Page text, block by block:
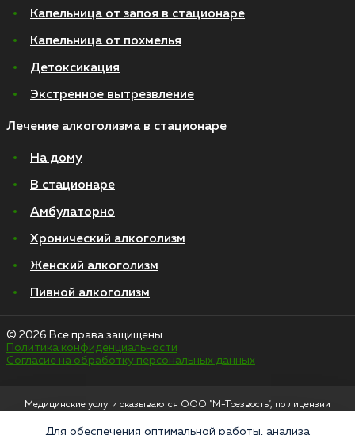
Капельница от запоя в стационаре
Капельница от похмелья
Детоксикация
Экстренное вытрезвление
Лечение алкоголизма в стационаре
На дому
В стационаре
Амбулаторно
Хронический алкоголизм
Женский алкоголизм
Пивной алкоголизм
© 2026 Все права защищены
Политика конфиденциальности
Согласие на обработку персональных данных
Медицинские услуги оказываются ООО "М-Трезвость", по лицензии
Москва, улица 8 Марта, 1с12, подъезд 1
Для обеспечения оптимальной работы, анализа